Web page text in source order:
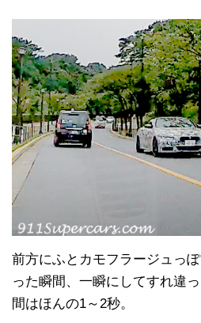
前方にふとカモフラージュっ
った瞬間、一瞬にしてすれ違
間はほんの1～2秒。